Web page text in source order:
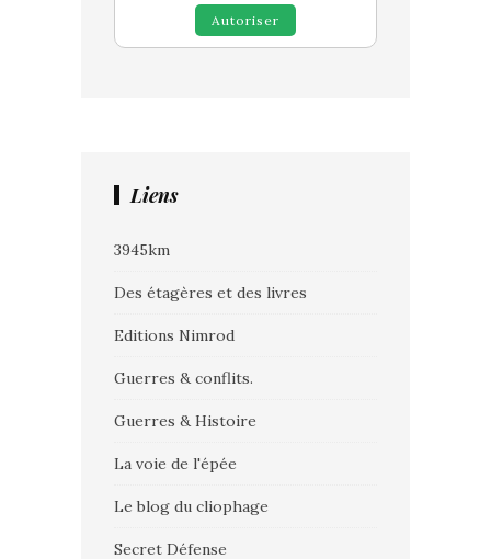
Autoriser
Liens
3945km
Des étagères et des livres
Editions Nimrod
Guerres & conflits.
Guerres & Histoire
La voie de l'épée
Le blog du cliophage
Secret Défense